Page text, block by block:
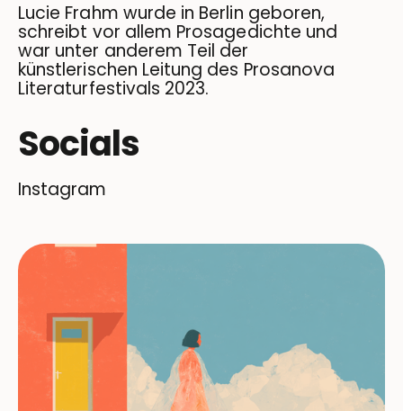
Lucie Frahm wurde in Berlin geboren,
schreibt vor allem Prosagedichte und
war unter anderem Teil der
künstlerischen Leitung des Prosanova
Literaturfestivals 2023.
Socials
Instagram